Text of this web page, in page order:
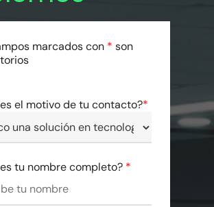
marcados con * son
el motivo de tu contacto?*
tu nombre completo? *